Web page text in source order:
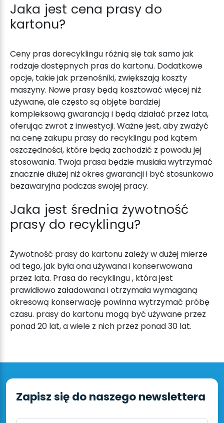
Jaka jest cena prasy do
kartonu?
Ceny pras dorecyklingu różnią się tak samo jak
rodzaje dostępnych pras do kartonu. Dodatkowe
opcje, takie jak przenośniki, zwiększają koszty
maszyny. Nowe prasy będą kosztować więcej niż
używane, ale często są objęte bardziej
kompleksową gwarancją i będą działać przez lata,
oferując zwrot z inwestycji. Ważne jest, aby zważyć
na cenę zakupu prasy do recyklingu pod kątem
oszczędności, które będą zachodzić z powodu jej
stosowania. Twoja prasa będzie musiała wytrzymać
znacznie dłużej niż okres gwarancji i być stosunkowo
bezawaryjna podczas swojej pracy.
Jaka jest średnia żywotność
prasy do recyklingu?
Żywotność prasy do kartonu zależy w dużej mierze
od tego, jak była ona używana i konserwowana
przez lata. Prasa do recyklingu, która jest
prawidłowo załadowana i otrzymała wymaganą
okresową konserwację powinna wytrzymać próbę
czasu. prasy do kartonu mogą być używane przez
ponad 20 lat, a wiele z nich przez ponad 30 lat.
Zapisz się do naszego newslettera